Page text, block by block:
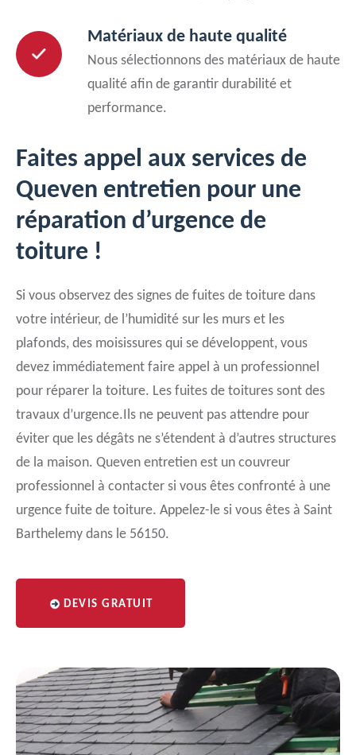
Matériaux de haute qualité
Nous sélectionnons des matériaux de haute
qualité afin de garantir durabilité et
performance.
Faites appel aux services de
Queven entretien pour une
réparation d’urgence de
toiture !
Si vous observez des signes de fuites de toiture dans
votre intérieur, de l’humidité sur les murs et les
plafonds, des moisissures qui se développent, vous
devez immédiatement faire appel à un professionnel
pour réparer la toiture. Les fuites de toitures sont des
travaux d’urgence.Ils ne peuvent pas attendre pour
éviter que les dégâts ne s’étendent à d’autres structures
de la maison. Queven entretien est un couvreur
professionnel à contacter si vous êtes confronté à une
urgence fuite de toiture. Appelez-le si vous êtes à Saint
Barthelemy dans le 56150.
DEVIS GRATUIT